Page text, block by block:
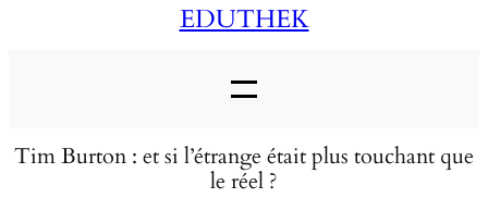
EDUTHEK
Tim Burton : et si l’étrange était plus touchant que
le réel ?